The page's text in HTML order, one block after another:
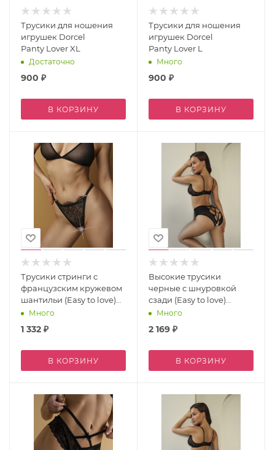
Трусики для ношения
игрушек Dorcel
Panty Lover XL
Достаточно
900 ₽
В КОРЗИНУ
Трусики для ношения
игрушек Dorcel
Panty Lover L
Много
900 ₽
В КОРЗИНУ
Трусики стринги с
французским кружевом
шантильи (Easy to love)
L/XL (46-48)
Много
1 332 ₽
В КОРЗИНУ
Высокие трусики
черные с шнуровкой
сзади (Easy to love)
XXL/XXXL (50-52)
Много
2 169 ₽
В КОРЗИНУ